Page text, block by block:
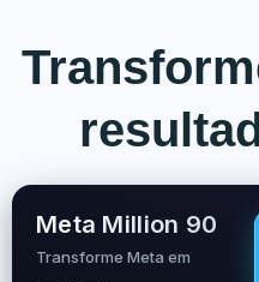
Meta Million 90
Transforme Meta em